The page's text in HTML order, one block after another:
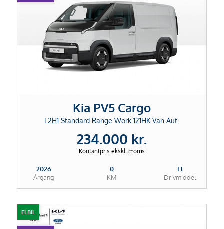
Kia PV5 Cargo
L2H1 Standard Range Work 121HK Van Aut.
234.000 kr.
Kontantpris ekskl. moms
2026
Årgang
0
KM
El
Drivmiddel
ELBIL